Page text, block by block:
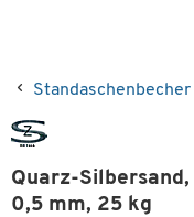
Standaschenbecher
Quarz-
0,5 mm, 25 kg